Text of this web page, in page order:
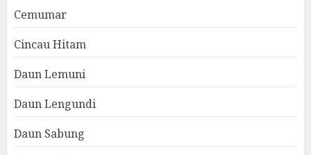
Cemumar
Cincau Hitam
Daun Lemuni
Daun Lengundi
Daun Sabung